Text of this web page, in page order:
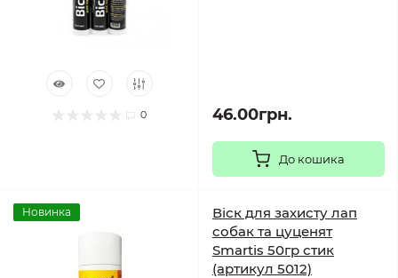
0 46.00грн.
До кошика
Новинка
Віск для захисту лап
собак та цуценят
Smartis 50гр стик
(артикул 5012)